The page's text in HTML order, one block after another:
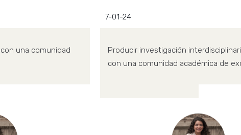
una comunidad
7-01-24
Producir investigación
con una comunidad académica de